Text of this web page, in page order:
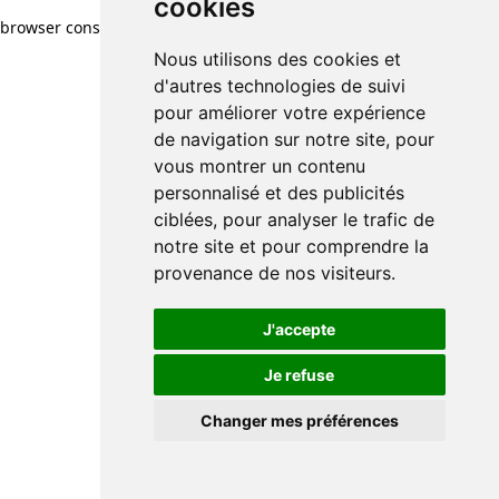
cookies
Nous utilisons des cookies et
d'autres technologies de suivi
pour améliorer votre expérience
de navigation sur notre site, pour
vous montrer un contenu
personnalisé et des publicités
ciblées, pour analyser le trafic de
notre site et pour comprendre la
provenance de nos visiteurs.
J'accepte
Je refuse
Changer mes préférences
browser console for more information)